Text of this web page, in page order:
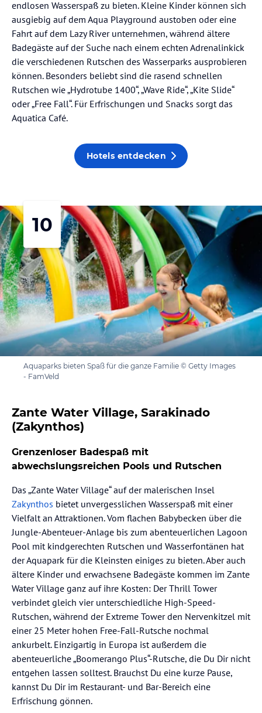
endlosen Wasserspaß zu bieten. Kleine Kinder können sich
ausgiebig auf dem Aqua Playground austoben oder eine
Fahrt auf dem Lazy River unternehmen, während ältere
Badegäste auf der Suche nach einem echten Adrenalinkick
die verschiedenen Rutschen des Wasserparks ausprobieren
können. Besonders beliebt sind die rasend schnellen
Rutschen wie „Hydrotube 1400“, „Wave Ride“, „Kite Slide“
oder „Free Fall“. Für Erfrischungen und Snacks sorgt das
Aquatica Café.
Hotels entdecken
10
Aquaparks bieten Spaß für die ganze Familie © Getty Images
- FamVeld
Zante Water Village, Sarakinado
(Zakynthos)
Grenzenloser Badespaß mit
abwechslungsreichen Pools und Rutschen
Das „Zante Water Village“ auf der malerischen Insel
Zakynthos bietet unvergesslichen Wasserspaß mit einer
Vielfalt an Attraktionen. Vom flachen Babybecken über die
Jungle-Abenteuer-Anlage bis zum abenteuerlichen Lagoon
Pool mit kindgerechten Rutschen und Wasserfontänen hat
der Aquapark für die Kleinsten einiges zu bieten. Aber auch
ältere Kinder und erwachsene Badegäste kommen im Zante
Water Village ganz auf ihre Kosten: Der Thrill Tower
verbindet gleich vier unterschiedliche High-Speed-
Rutschen, während der Extreme Tower den Nervenkitzel mit
einer 25 Meter hohen Free-Fall-Rutsche nochmal
ankurbelt. Einzigartig in Europa ist außerdem die
abenteuerliche „Boomerango Plus“-Rutsche, die Du Dir nicht
entgehen lassen solltest. Brauchst Du eine kurze Pause,
kannst Du Dir im Restaurant- und Bar-Bereich eine
Erfrischung gönnen.